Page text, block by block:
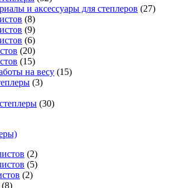
и аксессуары для степлеров (27)
(8)
(9)
(6)
(20)
(15)
на весу (15)
(3)
(30)
(2)
(5)
(2)
(8)